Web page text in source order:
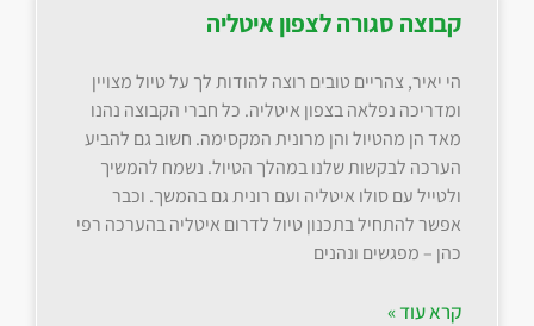
קבוצה סגורה לצפון איטליה
הי יאיר, צהריים טובים רוצה להודות לך על טיול מצויין
ומדריכה נפלאה בצפון איטליה. כל חברי הקבוצה נהנו
מאד הן מהטיול והן מרונית המקסימה. חשוב גם להביע
הערכה לבקשות שלנו במהלך הטיול. נשמח להמשיך
ולטייל עם סולו איטליה ועם רונית גם בהמשך. וכבר
אפשר להתחיל בתכנון טיול לדרום איטליה בהערכה רפי
כהן – מפגשים ונהנים
קרא עוד »